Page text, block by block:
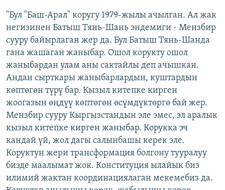
"Бул "Баш-Арал" коругу 1979-жылы ачылган. Ал жак
негизинен Батыш Тянь-Шань эндемиги - Мензбир
сууру байырлаган жер да. Бул Батыш Тянь-Шанда
гана жашаган жаныбар. Ошол корукту ошол
жаныбардан улам аны сактайлы деп ачышкан.
Андан сырткары жаныбарлардын, куштардын
көптөгөн түрү бар. Кызыл китепке кирген
жоогазын өңдүү көптөгөн өсүмдүктөргө бай жер.
Мензбир сууру Кыргызстандын эле эмес, эл аралык
кызыл китепке кирген жаныбар. Корукка эч
кандай үй, жол дагы салынбашы керек эле.
Коруктун жери трансформация болгону тууралуу
бизде маалымат жок. Конституция ылайык биз
илимий жактан координациялаган мекемебиз да.